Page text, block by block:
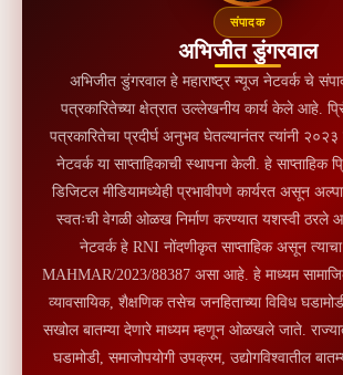
संपादक
अभिजीत डुंगरवाल
अभिजीत डुंगरवाल हे महाराष्ट्र न्यूज नेटवर्क चे
पत्रकारितेच्या क्षेत्रात उल्लेखनीय कार्य केले आहे.
पत्रकारितेचा प्रदीर्घ अनुभव घेतल्यानंतर त्यांनी २०२३
नेटवर्क या साप्ताहिकाची स्थापना केली. हे साप्ताहिक
डिजिटल मीडियामध्येही प्रभावीपणे कार्यरत असून
स्वतःची वेगळी ओळख निर्माण करण्यात यशस्वी ठरले
नेटवर्क हे RNI नोंदणीकृत साप्ताहिक असून
MAHMAR/2023/88387 असा आहे. हे माध्यम
व्यावसायिक, शैक्षणिक तसेच जनहिताच्या विविध
सखोल बातम्या देणारे माध्यम म्हणून ओळखले जाते.
घडामोडी, समाजोपयोगी उपक्रम, उद्योगविश्वातील